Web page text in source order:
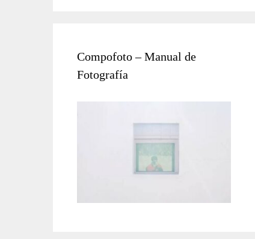
Compofoto – Manual de
Fotografía